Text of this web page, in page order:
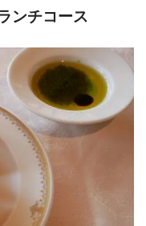
ンチコース